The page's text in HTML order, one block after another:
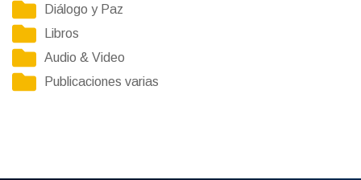
Diálogo y Paz
Libros
Audio & Video
Publicaciones varias